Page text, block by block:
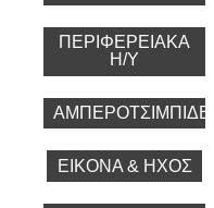
ΠΕΡΙΦΕΡΕΙΑΚΑ
Η/Υ
ΑΜΠΕΡΟΤΣΙΜΠΊΔΕΣ
ΕΙΚΟΝΑ & ΗΧΟΣ